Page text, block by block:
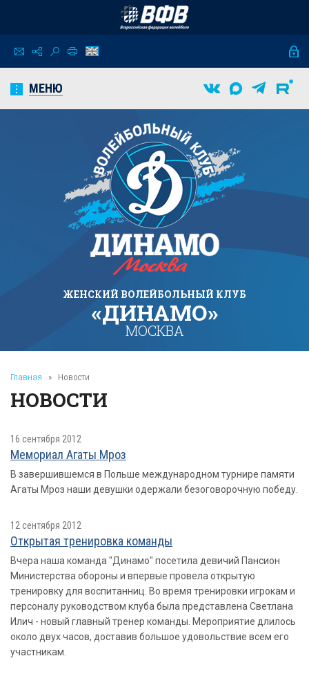
МЕНЮ
ЖЕНСКИЙ ВОЛЕЙБОЛЬНЫЙ КЛУБ
«ДИНАМО»
МОСКВА
Главная » Новости
НОВОСТИ
16 сентября 2012
Мемориал Агаты Мроз
В завершившемся в Польше международном турнире памяти
Агаты Мроз наши девушки одержали безоговорочную победу.
12 сентября 2012
Открытая тренировка команды
Вчера наша команда "Динамо" посетила девичий Пансион
Министерства обороны и впервые провела открытую
тренировку для воспитанниц. Во время тренировки игрокам и
персоналу руководством клуба была представлена Светлана
Илич - новый главный тренер команды. Мероприятие длилось
около двух часов, доставив большое удовольствие всем его
участникам.